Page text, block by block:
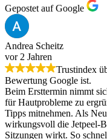
Gepostet auf Google
Andrea Scheitz
vor 2 Jahren
Trustindex
Bewertung Google ist.
Beim Ersttermin nimmt
für Hautprobleme zu
Tipps mitnehmen. Als
wirkungsvoll die Jetpeel-
Sitzungen wirkt. So